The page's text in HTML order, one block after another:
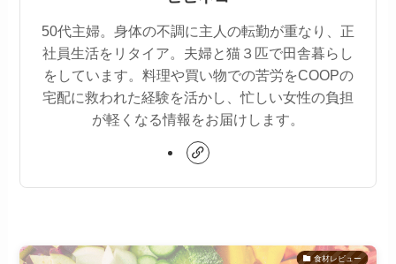
50代主婦。身体の不調に主人の転勤が重なり、正
社員生活をリタイア。夫婦と猫３匹で田舎暮らし
をしています。料理や買い物での苦労をCOOPの
宅配に救われた経験を活かし、忙しい女性の負担
が軽くなる情報をお届けします。
食材レビュー